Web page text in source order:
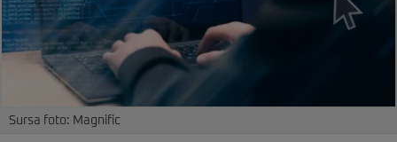
Sursa foto: Magnific